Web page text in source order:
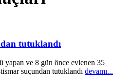
tutuklandı
yapan ve 8 gün önce evlenen 35
suçundan tutuklandı devamı...